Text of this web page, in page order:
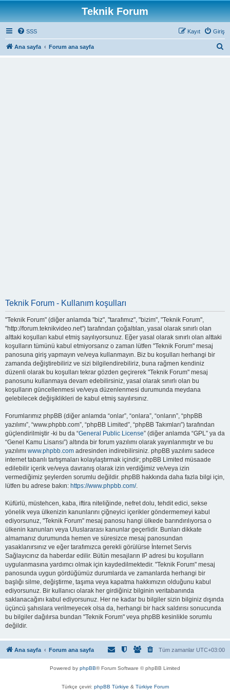
Teknik Forum
SSS Giriş
Kayıt
Ana sayfa Forum ana sayfa
Teknik Forum - Kullanım koşulları
"Teknik Forum" (diğer anlamda "biz", "tarafımız", "bizim", "Teknik Forum",
"http://forum.teknikvideo.net") tarafından çoğaltılan, yasal olarak sınırlı olan
alttaki koşulları kabul etmiş sayılıyorsunuz. Eğer yasal olarak sınırlı olan alttaki
koşulların tümünü kabul etmiyorsanız o zaman lütfen "Teknik Forum" mesaj
panosuna giriş yapmayın ve/veya kullanmayın. Biz bu koşulları herhangi bir
zamanda değiştirebiliriz ve sizi bilgilendirebiliriz, buna rağmen kendiniz
düzenli olarak bu koşulları tekrar gözden geçirerek "Teknik Forum" mesaj
panosunu kullanmaya devam edebilirsiniz, yasal olarak sınırlı olan bu
koşulların güncellenmesi ve/veya düzenlenmesi durumunda meydana
gelebilecek değişiklikleri de kabul etmiş sayılırsınız.
Forumlarımız phpBB (diğer anlamda “onlar”, “onlara”, “onların”, “phpBB
yazılımı”, “www.phpbb.com”, “phpBB Limited”, “phpBB Takımları”) tarafından
güçlendirilmiştir -ki bu da “General Public License” (diğer anlamda “GPL” ya da
“Genel Kamu Lisansı”) altında bir forum yazılımı olarak yayınlanmıştır ve bu
yazılımı www.phpbb.com adresinden indirebilirsiniz. phpBB yazılımı sadece
internet tabanlı tartışmaları kolaylaştırmak içindir; phpBB Limited müsaade
edilebilir içerik ve/veya davranış olarak izin verdiğimiz ve/veya izin
vermediğimiz şeylerden sorumlu değildir. phpBB hakkında daha fazla bilgi için,
lütfen bu adrese bakın: https://www.phpbb.com/.
Küfürlü, müstehcen, kaba, iftira niteliğinde, nefret dolu, tehdit edici, sekse
yönelik veya ülkenizin kanunlarını çiğneyici içerikler göndermemeyi kabul
ediyorsunuz, "Teknik Forum" mesaj panosu hangi ülkede barındırılıyorsa o
ülkenin kanunları veya Uluslararası kanunlar geçerlidir. Bunları dikkate
almamanız durumunda hemen ve süresizce mesaj panosundan
yasaklanırsınız ve eğer tarafımızca gerekli görülürse İnternet Servis
Sağlayıcınız da haberdar edilir. Bütün mesajların IP adresi bu koşulların
uygulanmasına yardımcı olmak için kaydedilmektedir. "Teknik Forum" mesaj
panosunda uygun gördüğümüz durumlarda ve zamanlarda herhangi bir
başlığı silme, değiştirme, taşıma veya kapatma hakkımızın olduğunu kabul
ediyorsunuz. Bir kullanıcı olarak her girdiğiniz bilginin veritabanında
saklanacağını kabul ediyorsunuz. Her ne kadar bu bilgiler sizin bilginiz dışında
üçüncü şahıslara verilmeyecek olsa da, herhangi bir hack saldırısı sonucunda
bu bilgiler dağılırsa bundan "Teknik Forum" veya phpBB kesinlikle sorumlu
değildir.
Ana sayfa Forum ana sayfa Tüm zamanlar UTC+03:00
Powered by phpBB® Forum Software © phpBB Limited
Türkçe çeviri: phpBB Türkiye & Türkiye Forum